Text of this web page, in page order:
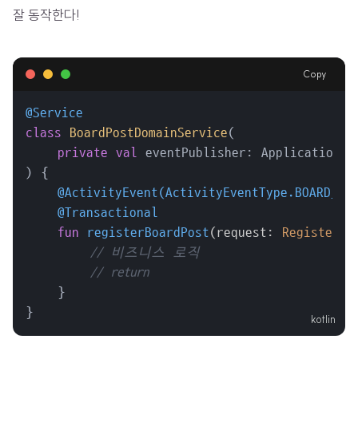
잘 동작한다!
Copy
@Service
class
BoardPostDomainService(
private
val eventPublisher:
) {
@Transactional
fun
registerBoardPost(request:
// 비즈니스 로직
// return
    }
}